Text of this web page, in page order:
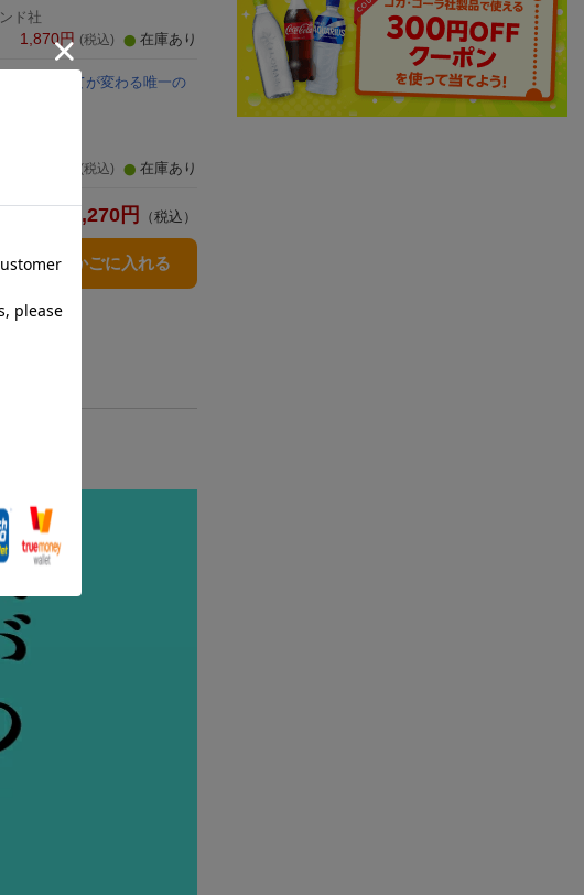
ド社
1,870円 (税込) 在庫あり
生のすべてが変わる唯一の
(税込) 在庫あり
6,270 円 （税込）
も買い物かごに入れる